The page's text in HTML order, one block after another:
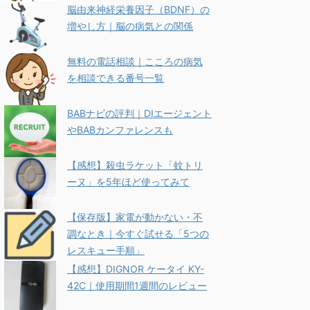
脳由来神経栄養因子（BDNF）の
増やし方｜脳の病気との関係
無料の電話相談｜こころの病気
を相談できる番号一覧
BABナビの評判｜DIエージェント
やBABカンファレンスも
【感想】殺虫ラケット「蚊トリ
ーヌ」を5年ほど使ってみて
【保存版】家電が動かない・不
調なとき｜今すぐ試せる「5つの
レスキュー手順」
【感想】DIGNOR ケータイ KY-
42C｜使用期間1週間のレビュー